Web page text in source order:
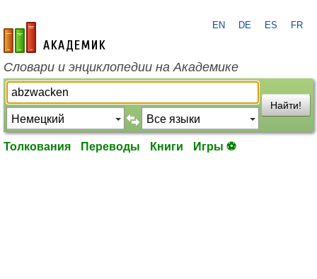
academic.ru
EN DE ES FR
Словари и энциклопедии на Академике
Найти!
Толкования Переводы Книги Игры ⚽